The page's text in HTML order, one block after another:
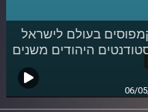
בעולם לישראל
היהודים משנים
06/